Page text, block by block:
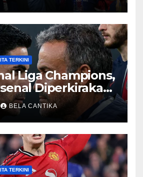
TERKINI
Liga Champions,
Diperkirakan
BELA CANTIKA
TERKINI